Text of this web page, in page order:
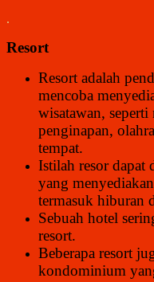
.
Resort
Resort adalah
mencoba
wisatawan,
penginapan,
tempat.
Istilah resor
yang
termasuk hiburan
Sebuah hotel
resort.
Beberapa resort
kondominium